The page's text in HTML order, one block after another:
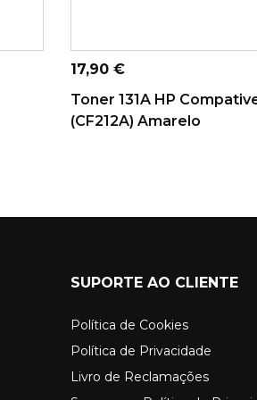
CARRINHO
Preço
17,90 €
Toner 131A HP
(CF212A) Amarelo
SUPORTE AO CLIENTE
Política de Cookies
Política de Privacidade
Livro de Reclamações